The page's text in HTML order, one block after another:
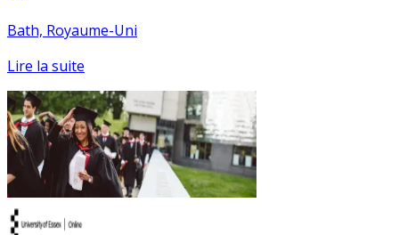
Bath, Royaume-Uni
Lire la suite